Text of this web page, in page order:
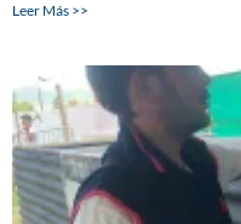
Leer Más >>